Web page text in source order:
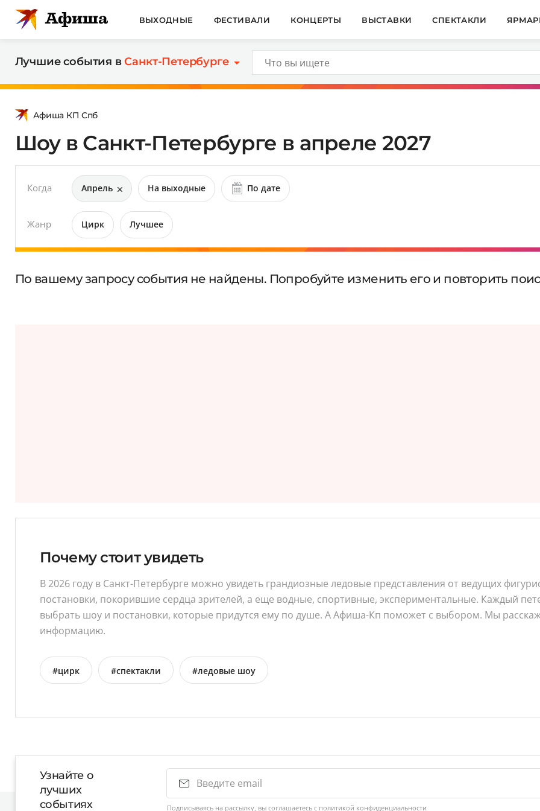
ВЫХОДНЫЕ ФЕСТИВАЛИ КОНЦЕРТЫ ВЫСТАВКИ СПЕКТАКЛИ
Лучшие события вСанкт-Петербурге
Афиша КП Спб
Шоу в Санкт-Петербурге в апреле 2027
Когда Апрель На выходные По дате
Жанр Цирк Лучшее
По вашему запросу события не найдены. Попробуйте изменить его и повторить
Почему стоит увидеть
В 2026 году в Санкт-Петербурге можно увидеть грандиозные ледовые представления от ведущих
постановки, покорившие сердца зрителей, а еще водные, спортивные, экспериментальные. Каждый
выбрать шоу и постановки, которые придутся ему по душе. А Афиша-Кп поможет с выбором. Мы
информацию.
#цирк #спектакли #ледовые шоу
Узнайте о
лучших
событиях
Подписываясь на рассылку, вы соглашаетесь с политикой конфиденциальности